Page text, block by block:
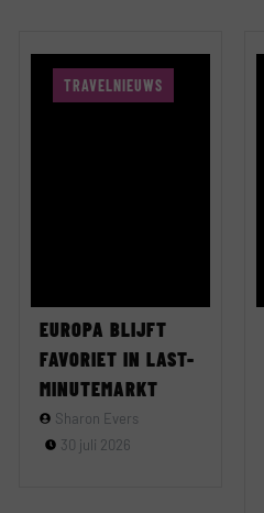
TRAVELNIEUWS
EUROPA BLIJFT
FAVORIET IN LAST-
MINUTEMARKT
Sharon Evers
30 juli 2026